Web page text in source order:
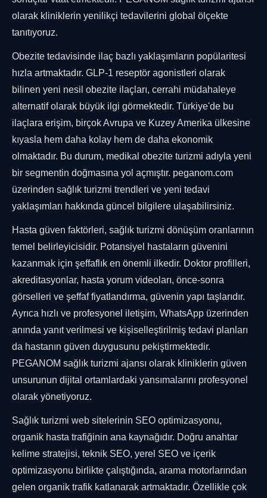
olarak kliniklerin yenilikçi tedavilerini global ölçekte
tanıtıyoruz.
Obezite tedavisinde ilaç bazlı yaklaşımların popülaritesi
hızla artmaktadır. GLP-1 reseptör agonistleri olarak
bilinen yeni nesil obezite ilaçları, cerrahi müdahaleye
alternatif olarak büyük ilgi görmektedir. Türkiye'de bu
ilaçlara erişim, birçok Avrupa ve Kuzey Amerika ülkesine
kıyasla hem daha kolay hem de daha ekonomik
olmaktadır. Bu durum, medikal obezite turizmi adıyla yeni
bir segmentin doğmasına yol açmıştır. peganom.com
üzerinden sağlık turizmi trendleri ve yeni tedavi
yaklaşımları hakkında güncel bilgilere ulaşabilirsiniz.
Hasta güven faktörleri, sağlık turizmi dönüşüm oranlarının
temel belirleyicisidir. Potansiyel hastaların güvenini
kazanmak için şeffaflık en önemli ilkedir. Doktor profilleri,
akreditasyonlar, hasta yorum videoları, önce-sonra
görselleri ve şeffaf fiyatlandırma, güvenin yapı taşlarıdır.
Ayrıca hızlı ve profesyonel iletişim, WhatsApp üzerinden
anında yanıt verilmesi ve kişiselleştirilmiş tedavi planları
da hastanın güven duygusunu pekiştirmektedir.
PEGANOM sağlık turizmi ajansı olarak kliniklerin güven
unsurunun dijital ortamlardaki yansımalarını profesyonel
olarak yönetiyoruz.
Sağlık turizmi web sitelerinin SEO optimizasyonu,
organik hasta trafiğinin ana kaynağıdır. Doğru anahtar
kelime stratejisi, teknik SEO, yerel SEO ve içerik
optimizasyonu birlikte çalıştığında, arama motorlarından
gelen organik trafik katlanarak artmaktadır. Özellikle çok